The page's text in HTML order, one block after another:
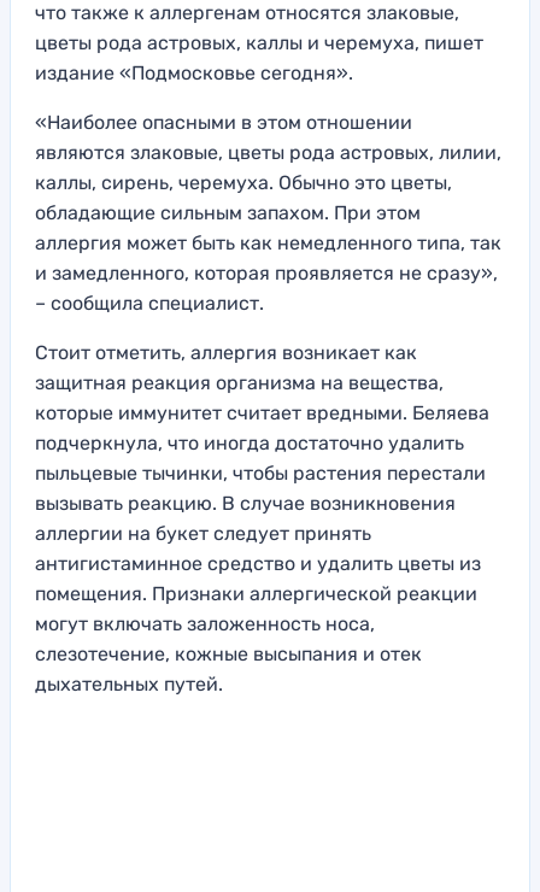
что также к аллергенам относятся злаковые,
цветы рода астровых, каллы и черемуха, пишет
издание «Подмосковье сегодня».
«Наиболее опасными в этом отношении
являются злаковые, цветы рода астровых, лилии,
каллы, сирень, черемуха. Обычно это цветы,
обладающие сильным запахом. При этом
аллергия может быть как немедленного типа, так
и замедленного, которая проявляется не сразу»,
– сообщила специалист.
Стоит отметить, аллергия возникает как
защитная реакция организма на вещества,
которые иммунитет считает вредными. Беляева
подчеркнула, что иногда достаточно удалить
пыльцевые тычинки, чтобы растения перестали
вызывать реакцию. В случае возникновения
аллергии на букет следует принять
антигистаминное средство и удалить цветы из
помещения. Признаки аллергической реакции
могут включать заложенность носа,
слезотечение, кожные высыпания и отек
дыхательных путей.